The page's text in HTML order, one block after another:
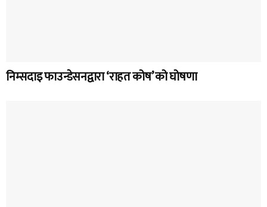
निम्सदाइ फाउन्डेसनद्वारा ‘राहत कोष’ को घोषणा